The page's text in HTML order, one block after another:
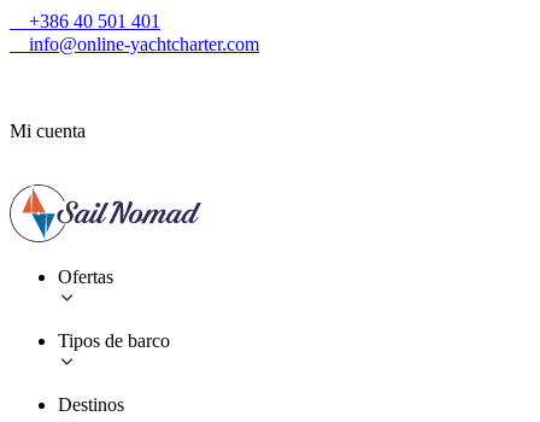
+386 40 501 401
info@online-yachtcharter.com
Mi cuenta
Ofertas
Tipos de barco
Destinos